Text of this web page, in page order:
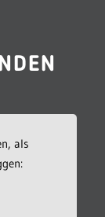
als